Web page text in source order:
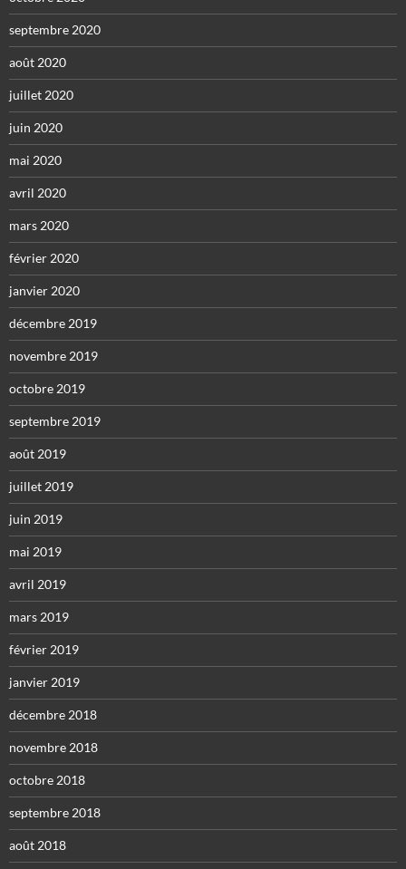
septembre 2020
août 2020
juillet 2020
juin 2020
mai 2020
avril 2020
mars 2020
février 2020
janvier 2020
décembre 2019
novembre 2019
octobre 2019
septembre 2019
août 2019
juillet 2019
juin 2019
mai 2019
avril 2019
mars 2019
février 2019
janvier 2019
décembre 2018
novembre 2018
octobre 2018
septembre 2018
août 2018